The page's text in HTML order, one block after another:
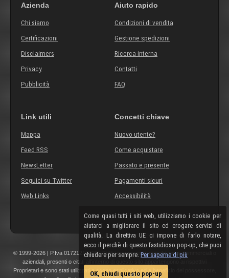
Come quasi tutti i siti web, utilizziamo i cookie per
aiutarci a migliorare il sito ed erogare servizi di
qualità. La direttiva UE ci impone di farlo notare,
ecco il perchè di questo fastidioso pop-up, che puoi
chiudere per sempre.Per saperne di più
OK, chiudi questo pop-up
Azienda
Chi siamo
Certificazioni
Disclaimers
Privacy
Pubblicità
Aiuto rapido
Condizioni di vendita
Gestione spedizioni
Ricerca interna
Contatti
FAQ
Link utili
Mappa
Feed RSS
NewsLetter
Seguici su Twitter
Web Links
Concetti chiave
Nuovo utente?
Come acquistare
Passato e presente
Pagamenti sicuri
Accessibilità
© 1999-2026 | P.Iva 01721210308 | Tutti i componenti, marchi, nomi commerciali o
aziendali, presenti o citati all'interno di questo sito appartengono ai rispettivi
Proprietari e sono stati utilizzati a scopo esplicativo ed a beneficio del possessore,